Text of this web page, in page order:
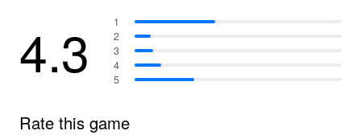
4.3
1
2
3
4
5
Rate this game